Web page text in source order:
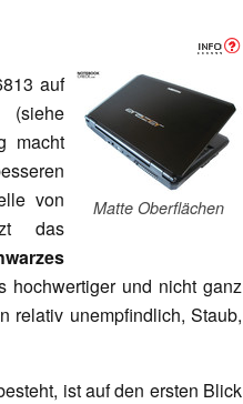
Matte Oberflächen
auf
macht
von
das
hochwertiger und nicht ganz
relativ unempfindlich, Staub,
ist auf den ersten Blick